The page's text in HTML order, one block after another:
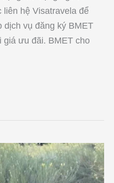
liên hệ Visatravela để
vụ đăng ký BMET
giá ưu đãi. BMET cho